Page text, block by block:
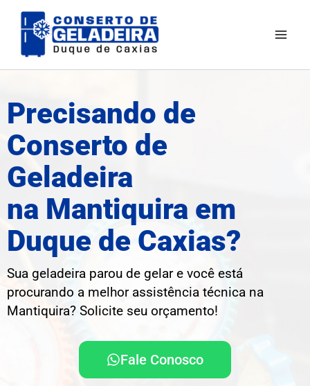
para
Precisando de
Conserto de
Geladeira
na Mantiquira em
Duque de Caxias?
Sua geladeira parou de gelar e você está
procurando a melhor assistência técnica na
Mantiquira? Solicite seu orçamento!
Fale Conosco